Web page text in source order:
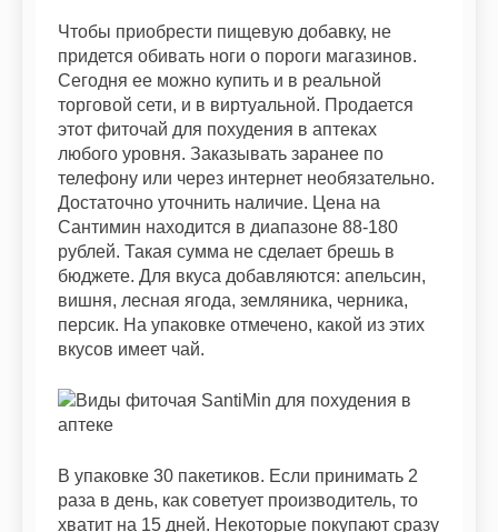
Чтобы приобрести пищевую добавку, не
придется обивать ноги о пороги магазинов.
Сегодня ее можно купить и в реальной
торговой сети, и в виртуальной. Продается
этот фиточай для похудения в аптеках
любого уровня. Заказывать заранее по
телефону или через интернет необязательно.
Достаточно уточнить наличие. Цена на
Сантимин находится в диапазоне 88-180
рублей. Такая сумма не сделает брешь в
бюджете. Для вкуса добавляются: апельсин,
вишня, лесная ягода, земляника, черника,
персик. На упаковке отмечено, какой из этих
вкусов имеет чай.
В упаковке 30 пакетиков. Если принимать 2
раза в день, как советует производитель, то
хватит на 15 дней. Некоторые покупают сразу